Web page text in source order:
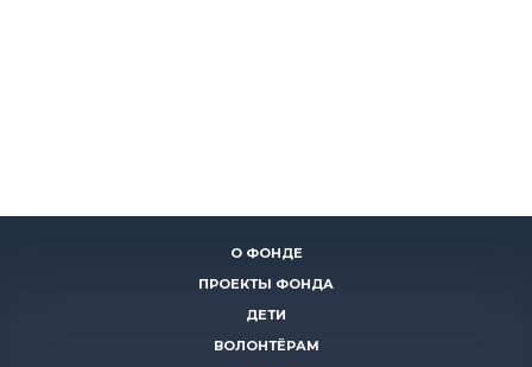
О ФОНДЕ
ПРОЕКТЫ ФОНДА
ДЕТИ
ВОЛОНТЁРАМ